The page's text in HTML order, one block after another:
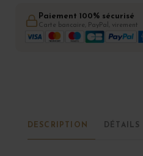
Paiement 100% sécurisé
Carte bancaire, PayPal, virement
DESCRIPTION DÉTAILS